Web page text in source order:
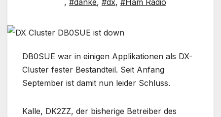
, #danke, #dx, #Ham Radio
DB0SUE war in einigen Applikationen als DX-
Cluster fester Bestandteil. Seit Anfang
September ist damit nun leider Schluss.
Kalle, DK2ZZ, der bisherige Betreiber des